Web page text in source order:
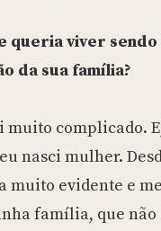
queria viver sendo
da sua família?
complicado.
nasci mulher.
muito evidente e me
família, que não